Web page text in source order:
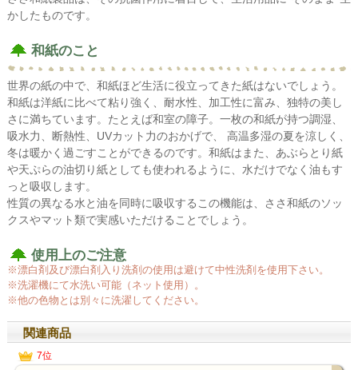
かしたものです。
和紙のこと
世界の紙の中で、和紙ほど生活に役立ってきた紙はないでしょう。
和紙は洋紙に比べて粘り強く、耐水性、加工性に富み、独特の美し
さに満ちています。たとえば和室の障子。一枚の和紙が持つ調湿、
吸水力、断熱性、UVカット力のおかげで、 高温多湿の夏を涼しく、
冬は暖かく過ごすことができるのです。和紙はまた、あぶらとり紙
や天ぷらの油切り紙としても使われるように、水だけでなく油もす
っと吸収します。
性質の異なる水と油を同時に吸収するこの機能は、ささ和紙のソッ
クスやマット類で実感いただけることでしょう。
使用上のご注意
※漂白剤及び漂白剤入り洗剤の使用は避けて中性洗剤を使用下さい。
※洗濯機にて水洗い可能（ネット使用）。
※他の色物とは別々に洗濯してください。
関連商品
7位